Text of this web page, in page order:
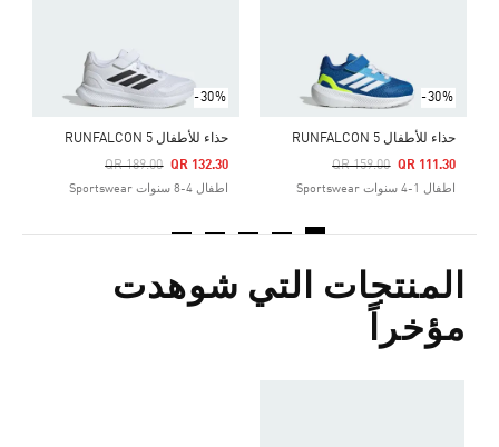
-30%
حذاء للأطفال RUNFALCON 5
Price Reduced From
QR 159.00
To QR 111.30
اطفال 1-4 سنوات Sportswear
-30%
حذاء للأطفال RUNFALCON 5
Price Reduced From
QR 189.00
To QR 132.30
اطفال 4-8 سنوات Sportswear
المنتجات التي شوهدت
مؤخراً